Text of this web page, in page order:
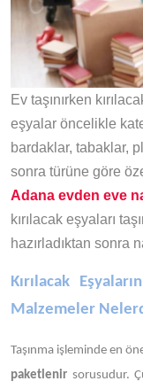
Ev taşınırken
eşyalar öncelikle
bardaklar, tabaklar,
sonra türüne göre
Adana evden eve
kırılacak eşyaları
hazırladıktan sonra
Kırılacak
Malzemeler
Taşınma işleminde en
paketlenir sorusudur.